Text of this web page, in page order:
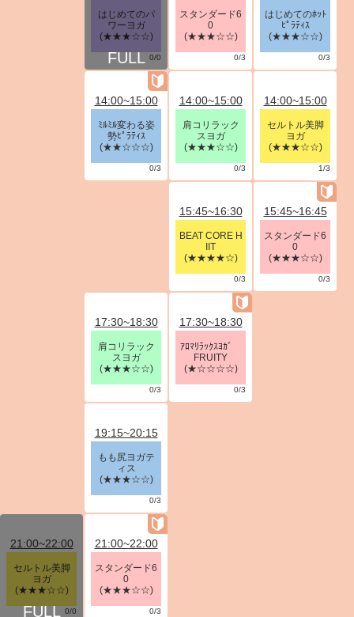
はじめてのパ
ワーヨガ
(★★★☆☆)
0/0
スタンダード6
0
(★★★☆☆)
0/3
はじめてのﾎｯﾄ
ﾋﾟﾗﾃｨｽ
(★★★☆☆)
0/3
14:00~15:00
ﾐﾙﾐﾙ変わる姿
勢ﾋﾟﾗﾃｨｽ
(★★☆☆☆)
0/3
14:00~15:00
肩コリラック
スヨガ
(★★★☆☆)
0/3
14:00~15:00
セルトル美脚
ヨガ
(★★★☆☆)
1/3
15:45~16:30
BEAT CORE H
IIT
(★★★★☆)
0/3
15:45~16:45
スタンダード6
0
(★★★☆☆)
0/3
17:30~18:30
肩コリラック
スヨガ
(★★★☆☆)
0/3
17:30~18:30
ｱﾛﾏﾘﾗｯｸｽﾖｶﾞ
FRUITY
(★☆☆☆☆)
0/3
19:15~20:15
もも尻ヨガテ
ィス
(★★★☆☆)
0/3
21:00~22:00
セルトル美脚
ヨガ
(★★★☆☆)
0/0
21:00~22:00
スタンダード6
0
(★★★☆☆)
0/3